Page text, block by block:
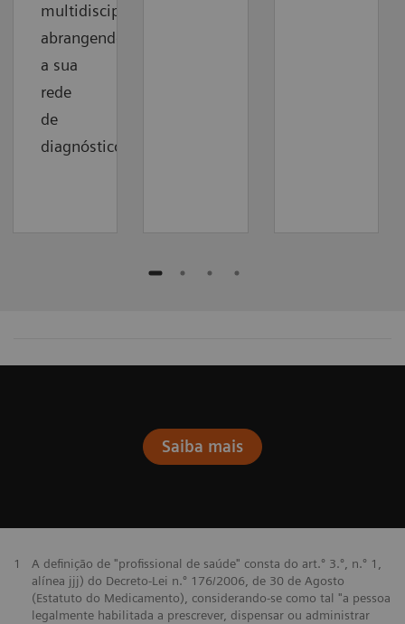
multidisciplinares,
abrangendo
a sua
rede
de
diagnóstico.
Saiba mais
1
A definição de "profissional de saúde" consta do art.º 3.º, n.º 1,
alínea jjj) do Decreto-Lei n.º 176/2006, de 30 de Agosto
(Estatuto do Medicamento), considerando-se como tal "a pessoa
legalmente habilitada a prescrever, dispensar ou administrar